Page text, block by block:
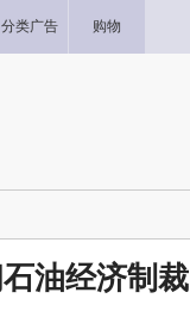
分类广告 购物
油经济制裁